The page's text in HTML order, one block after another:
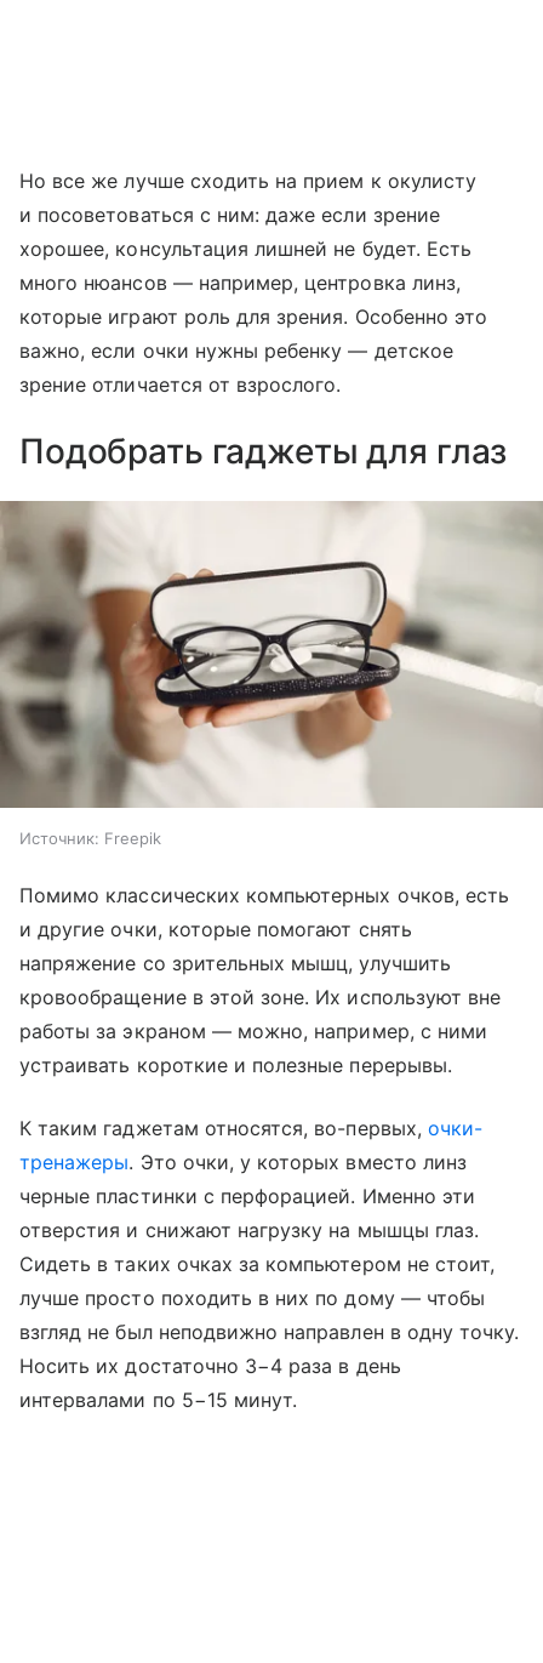
Но все же лучше сходить на прием к окулисту
и посоветоваться с ним: даже если зрение
хорошее, консультация лишней не будет. Есть
много нюансов — например, центровка линз,
которые играют роль для зрения. Особенно это
важно, если очки нужны ребенку — детское
зрение отличается от взрослого.
Подобрать гаджеты для глаз
Источник: Freepik
Помимо классических компьютерных очков, есть
и другие очки, которые помогают снять
напряжение со зрительных мышц, улучшить
кровообращение в этой зоне. Их используют вне
работы за экраном — можно, например, с ними
устраивать короткие и полезные перерывы.
К таким гаджетам относятся, во-первых, очки-
тренажеры. Это очки, у которых вместо линз
черные пластинки с перфорацией. Именно эти
отверстия и снижают нагрузку на мышцы глаз.
Сидеть в таких очках за компьютером не стоит,
лучше просто походить в них по дому — чтобы
взгляд не был неподвижно направлен в одну точку.
Носить их достаточно 3−4 раза в день
интервалами по 5−15 минут.